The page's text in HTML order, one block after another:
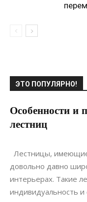
ЭТО ПОПУЛЯРНО!
Особенности и
лестниц
06.02.2019
Лестницы,
довольно давно
интерьерах. Такие
индивидуальность и